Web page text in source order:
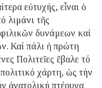
εὐτυχής, εἶναι ὁ
λιμάνι τῆς
δυνάμεων καί
Καί πάλι ἡ πρώτη
Πολιτεῖες ἔβαλε τό
χάρτη, ὡς τήν
ἀνατολική πτέρυγα